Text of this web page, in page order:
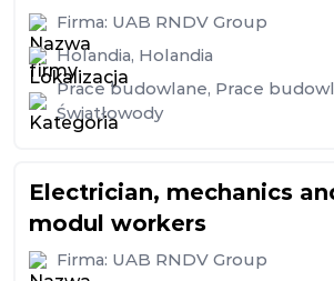
Firma: UAB RNDV Group
Holandia, Holandia
Prace budowlane, Prace
Światłowody
Electrician, mechanics
modul workers
Firma: UAB RNDV Group